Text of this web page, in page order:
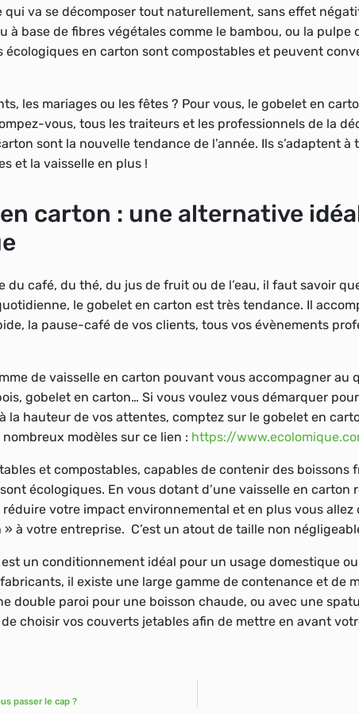
va se décomposer tout naturellement, sans effet
à base de fibres végétales comme le bambou, ou la pulpe
écologiques en carton sont compostables et peuvent
les mariages ou les fêtes ? Pour vous, le gobelet en
vous, tous les traiteurs et les professionnels de la
sont la nouvelle tendance de l’année. Ils s’adaptent
et la vaisselle en plus !
carton : une alternative
du café, du thé, du jus de fruit ou de l’eau, il faut savoir
le gobelet en carton est très tendance. Il
la pause-café de vos clients, tous vos évènements
de vaisselle en carton pouvant vous accompagner au
gobelet en carton… Si vous voulez vous démarquer
la hauteur de vos attentes, comptez sur le gobelet en
modèles sur ce lien : https://
et compostables, capables de contenir des boissons
écologiques. En vous dotant d’une vaisselle en carton
votre impact environnemental et en plus vous allez
à votre entreprise. C’est un atout de taille non
un conditionnement idéal pour un usage domestique
il existe une large gamme de contenance et de
double paroi pour une boisson chaude, ou avec une
choisir vos couverts jetables afin de mettre en avant
passer le cap ?